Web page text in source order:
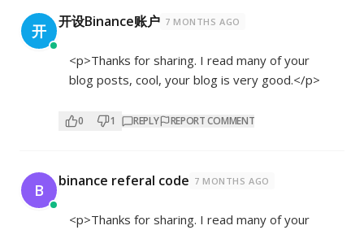
开 开设Binance账户 7 MONTHS AGO
<p>Thanks for sharing. I read many of your
blog posts, cool, your blog is very good.</p>
0 1 REPLY REPORT COMMENT
B binance referal code 7 MONTHS AGO
<p>Thanks for sharing. I read many of your